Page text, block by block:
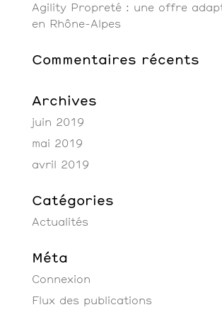
Agility Propreté : une offre
en Rhône-Alpes
Commentaires récents
Archives
juin 2019
mai 2019
avril 2019
Catégories
Actualités
Méta
Connexion
Flux des publications